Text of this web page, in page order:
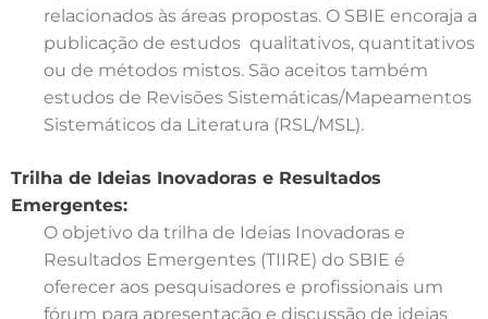
relacionados às áreas propostas. O SBIE encoraja a
publicação de estudos qualitativos, quantitativos
ou de métodos mistos. São aceitos também
estudos de Revisões Sistemáticas/Mapeamentos
Sistemáticos da Literatura (RSL/MSL).
Trilha de Ideias Inovadoras e Resultados
Emergentes:
O objetivo da trilha de Ideias Inovadoras e
Resultados Emergentes (TIIRE) do SBIE é
oferecer aos pesquisadores e profissionais um
fórum para apresentação e discussão de ideias